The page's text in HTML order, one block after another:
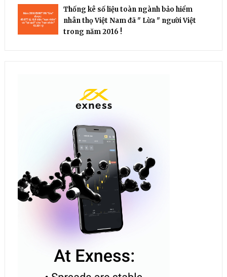
Thống kê số liệu toàn ngành bảo hiểm
nhân thọ Việt Nam đã " Lừa " người Việt
trong năm 2016 !